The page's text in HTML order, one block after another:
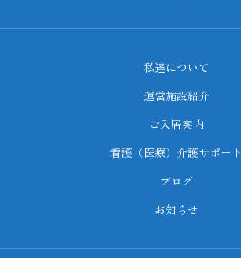
私達について
運営施設紹介
ご入居案内
看護（医療）介護サポート
ブログ
お知らせ